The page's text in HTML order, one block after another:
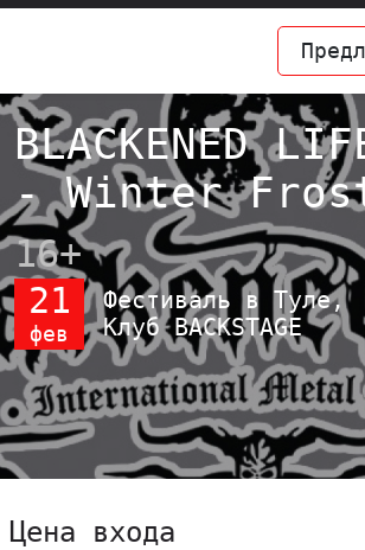
BLACKENED
- Winter
16+
21
фев
Фестиваль в Туле,
Клуб BACKSTAGE
Цена входа